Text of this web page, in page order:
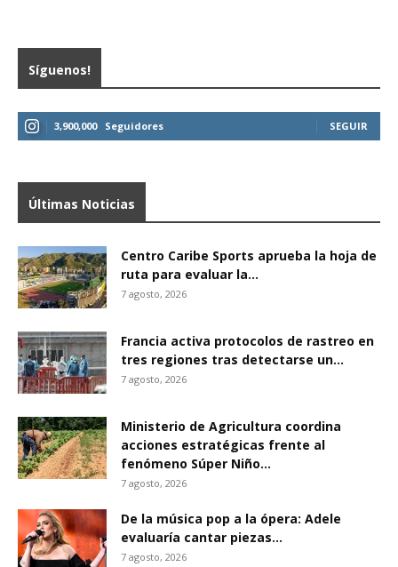
Síguenos!
3,900,000 Seguidores SEGUIR
Últimas Noticias
Centro Caribe Sports aprueba la hoja de
ruta para evaluar la...
7 agosto, 2026
Francia activa protocolos de rastreo en
tres regiones tras detectarse un...
7 agosto, 2026
Ministerio de Agricultura coordina
acciones estratégicas frente al
fenómeno Súper Niño...
7 agosto, 2026
De la música pop a la ópera: Adele
evaluaría cantar piezas...
7 agosto, 2026